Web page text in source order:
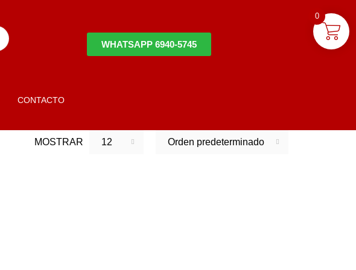
WHATSAPP 6940-5745
CONTACTO
Orden predeterminado
MOSTRAR 12
0